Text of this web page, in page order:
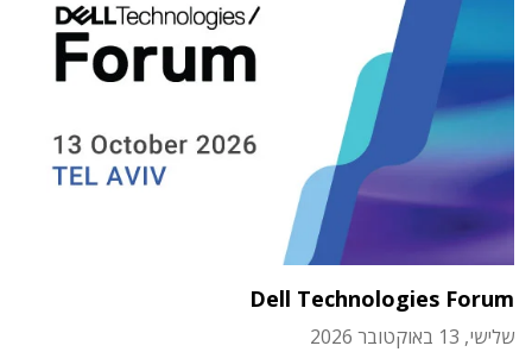
Dell Technologies Forum
שלישי, 13 באוקטובר 2026